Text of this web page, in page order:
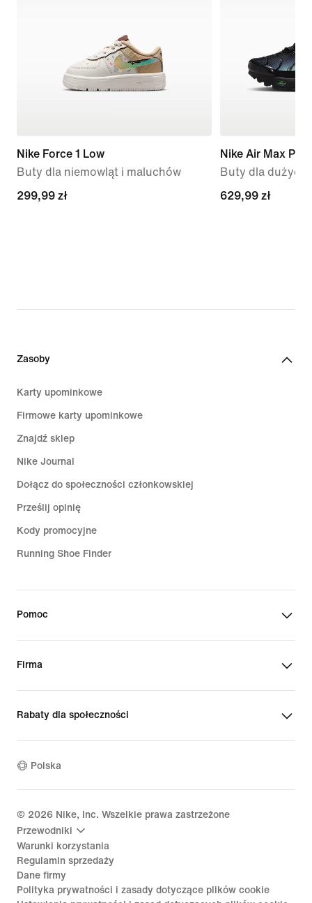
Nike Force 1 Low
Buty dla niemowląt i maluchów
299,99 zł
299,99 zł
Nike Air Max Plus
Buty dla dużych
629,99 zł
629,99 zł
Zasoby
Karty upominkowe
Firmowe karty upominkowe
Znajdź sklep
Nike Journal
Dołącz do społeczności członkowskiej
Prześlij opinię
Kody promocyjne
Running Shoe Finder
Pomoc
Firma
Rabaty dla społeczności
Polska
© 2026 Nike, Inc. Wszelkie prawa zastrzeżone
Przewodniki
Warunki korzystania
Regulamin sprzedaży
Dane firmy
Polityka prywatności i zasady dotyczące plików cookie